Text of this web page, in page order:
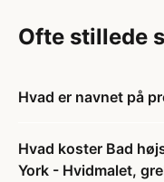
Ofte stillede
Hvad er navnet på
Hvad koster Bad
York - Hvidmalet,